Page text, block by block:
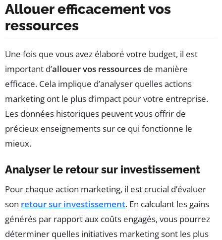
Allouer efficacement vos
ressources
Une fois que vous avez élaboré votre budget, il est
important d’allouer vos ressources de manière
efficace. Cela implique d’analyser quelles actions
marketing ont le plus d’impact pour votre entreprise.
Les données historiques peuvent vous offrir de
précieux enseignements sur ce qui fonctionne le
mieux.
Analyser le retour sur investissement
Pour chaque action marketing, il est crucial d’évaluer
son retour sur investissement. En calculant les gains
générés par rapport aux coûts engagés, vous pourrez
déterminer quelles initiatives marketing sont les plus